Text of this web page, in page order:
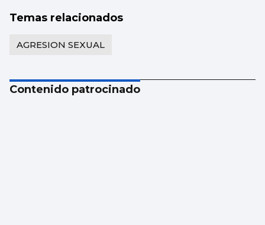
Temas relacionados
AGRESION SEXUAL
Contenido patrocinado